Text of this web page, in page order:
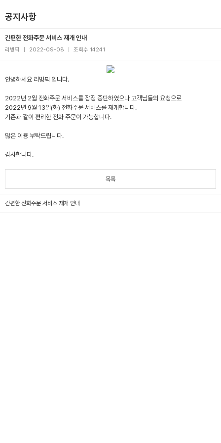
공지사항
간편한 전화주문 서비스 재개 안내
리빙픽 2022-09-08 조회수 14241
안녕하세요 리빙픽 입니다.
2022년 2월 전화주문 서비스를 잠정 중단하였으나 고객님들의 요청으로
2022년 9월 13일(화) 전화주문 서비스를 재개합니다.
기존과 같이 편리한 전화 주문이 가능합니다.
많은 이용 부탁드립니다.
감사합니다.
목록
간편한 전화주문 서비스 재개 안내